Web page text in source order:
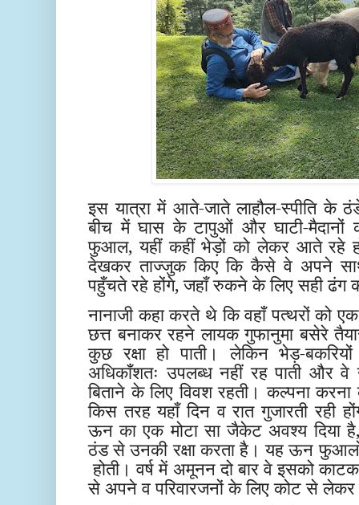
इस यात्रा में आते-जाते लाहौल-स्पीति के
बीच में घास के टापुओं और घाटी-मैदानों
फुआल, यहीं कहीं भेड़ों को लेकर आते रहे
देखकर ताज्जुक किए कि कैसे वे अपने
पहुँचते रहे होंगे, जहाँ रुकने के लिए सही ढंग
नानाजी कहा करते थे कि वहाँ पत्थरों को
छत्त बनाकर रहने लायक गुफानुमा बसेरे
कुछ रक्षा हो पाती। लेकिन भेड़-
अधिकाँशतः उपलब्ध नहीं रह पाती और
बिताने के लिए विवश रहती। कल्पना
किस तरह यहाँ दिन व रात गुजारती रही
ऊन का एक मोटा सा जैकेट अवश्य दिया है,
ठंड से उनकी रक्षा करता है। यह ऊन
होती। वर्ष में अमूनन दो बार वे इसको
से अपने व परिवारजनों के लिए कोट से